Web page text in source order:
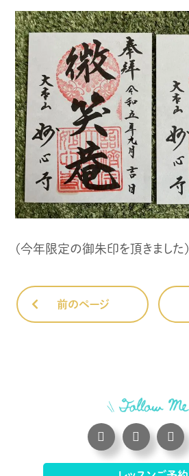
(今年限定の御朱印を頂きました)
前のページ